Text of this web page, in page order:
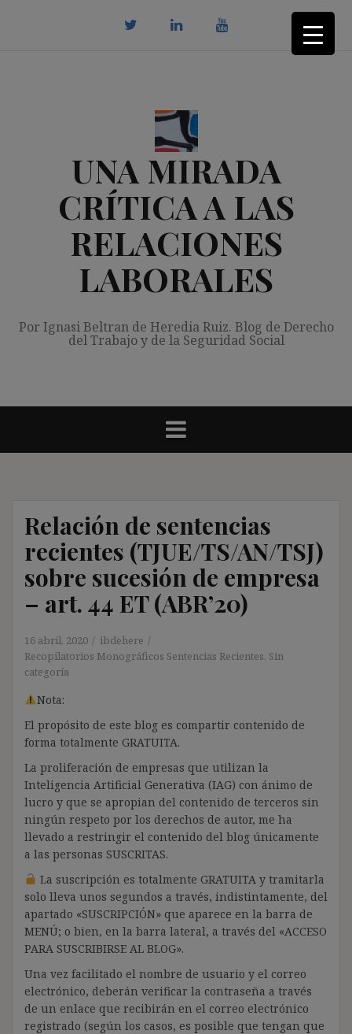
UNA MIRADA
CRÍTICA A LAS
RELACIONES
LABORALES
Por Ignasi Beltran de Heredia Ruiz. Blog de Derecho
del Trabajo y de la Seguridad Social
Relación de sentencias
recientes (TJUE/TS/AN/TSJ)
sobre sucesión de empresa
– art. 44 ET (ABR’20)
16 abril, 2020
ibdehere
Recopilatorios Monográficos Sentencias Recientes, Sin
categoría
Nota:
El propósito de este blog es compartir contenido de
forma totalmente GRATUITA.
La proliferación de empresas que utilizan la
Inteligencia Artificial Generativa (IAG) con ánimo de
lucro y que se apropian del contenido de terceros sin
ningún respeto por los derechos de autor, me ha
llevado a restringir el contenido del blog únicamente
a las personas SUSCRITAS.
La suscripción es totalmente GRATUITA y tramitarla
solo lleva unos segundos a través, indistintamente, del
apartado «SUSCRIPCIÓN» que aparece en la barra de
MENÚ; o bien, en la barra lateral, a través del «ACCESO
PARA SUSCRIBIRSE AL BLOG».
Una vez facilitado el nombre de usuario y el correo
electrónico, deberán verificar la contraseña a través
de un enlace que recibirán en el correo electrónico
registrado (según los casos, es posible que tengan que